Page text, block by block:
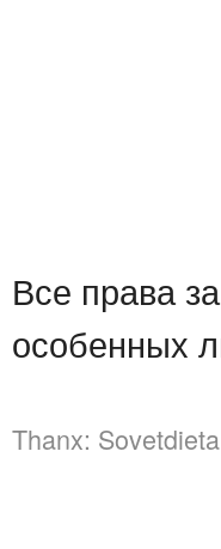
Все права
особенных
Thanx: Sovetdieta